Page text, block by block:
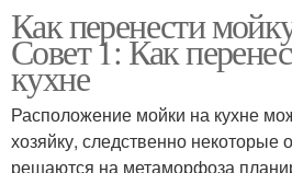
Как перенести
Совет 1: Как
кухне
Расположение мойки на кухне
хозяйку, следственно некоторые
решаются на метаморфоза